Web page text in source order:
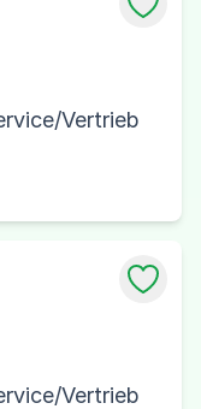
Vertrieb
Vertrieb